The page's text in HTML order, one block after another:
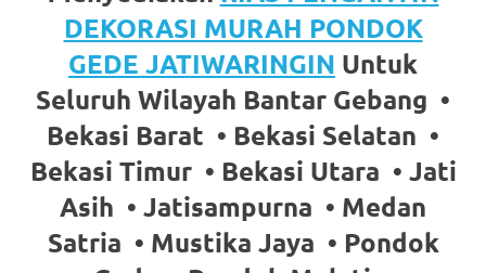
these
https://
comment
DEKORASI MURAH PONDOK
GEDE JATIWARINGIN Untuk
Seluruh Wilayah Bantar Gebang •
Bekasi Barat • Bekasi Selatan •
Bekasi Timur • Bekasi Utara • Jati
Asih • Jatisampurna • Medan
Satria • Mustika Jaya • Pondok